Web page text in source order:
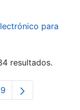
para
resultados.
intermedias Use
Página